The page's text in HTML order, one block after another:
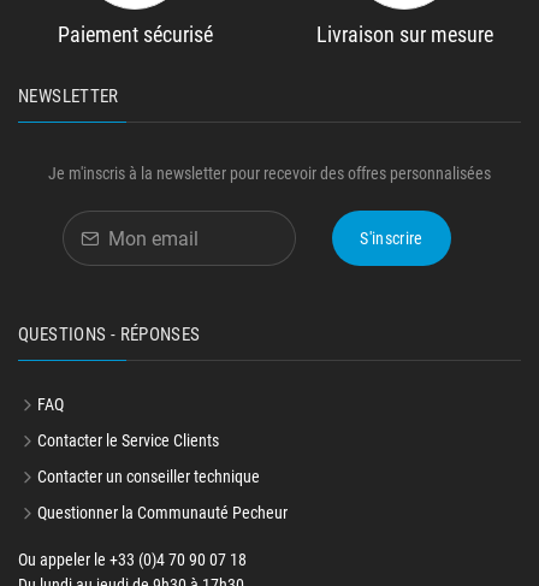
Paiement sécurisé Livraison sur mesure
NEWSLETTER
Je m'inscris à la newsletter pour recevoir des offres personnalisées
S'inscrire
QUESTIONS - RÉPONSES
FAQ
Contacter le Service Clients
Contacter un conseiller technique
Questionner la Communauté Pecheur
Ou appeler le +33 (0)4 70 90 07 18